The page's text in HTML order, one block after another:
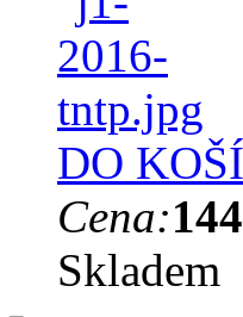
DO
Cena:144
Skladem